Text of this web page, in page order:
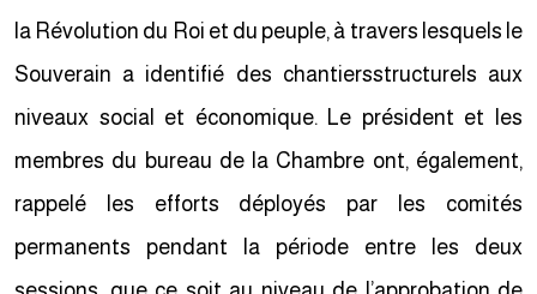
la Révolution du Roi et du peuple, à travers lesquels le
Souverain a identifié des chantiersstructurels aux
niveaux social et économique. Le président et les
membres du bureau de la Chambre ont, également,
rappelé les efforts déployés par les comités
permanents pendant la période entre les deux